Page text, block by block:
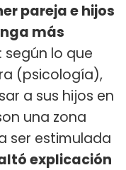
pareja e hijos
más
según lo que
(psicología),
a sus hijos en
una zona
ser estimulada
explicación